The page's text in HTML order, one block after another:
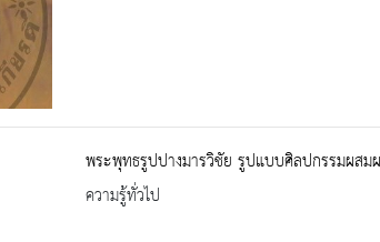
พระพุทธรูปปางมารวิชัย รูปแบบศิลปกรรมผส
ความรู้ทั่วไป